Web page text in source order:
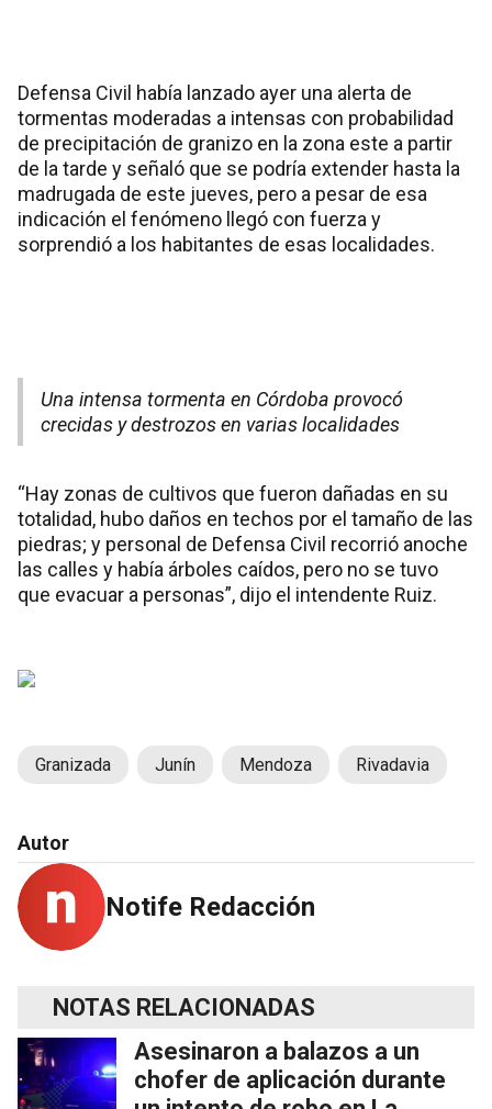
Defensa Civil había lanzado ayer una alerta de
tormentas moderadas a intensas con probabilidad
de precipitación de granizo en la zona este a partir
de la tarde y señaló que se podría extender hasta la
madrugada de este jueves, pero a pesar de esa
indicación el fenómeno llegó con fuerza y
sorprendió a los habitantes de esas localidades.
Una intensa tormenta en Córdoba provocó
crecidas y destrozos en varias localidades
“Hay zonas de cultivos que fueron dañadas en su
totalidad, hubo daños en techos por el tamaño de las
piedras; y personal de Defensa Civil recorrió anoche
las calles y había árboles caídos, pero no se tuvo
que evacuar a personas”, dijo el intendente Ruiz.
Granizada Junín Mendoza Rivadavia
Autor
Notife Redacción
NOTAS RELACIONADAS
Asesinaron a balazos a un
chofer de aplicación durante